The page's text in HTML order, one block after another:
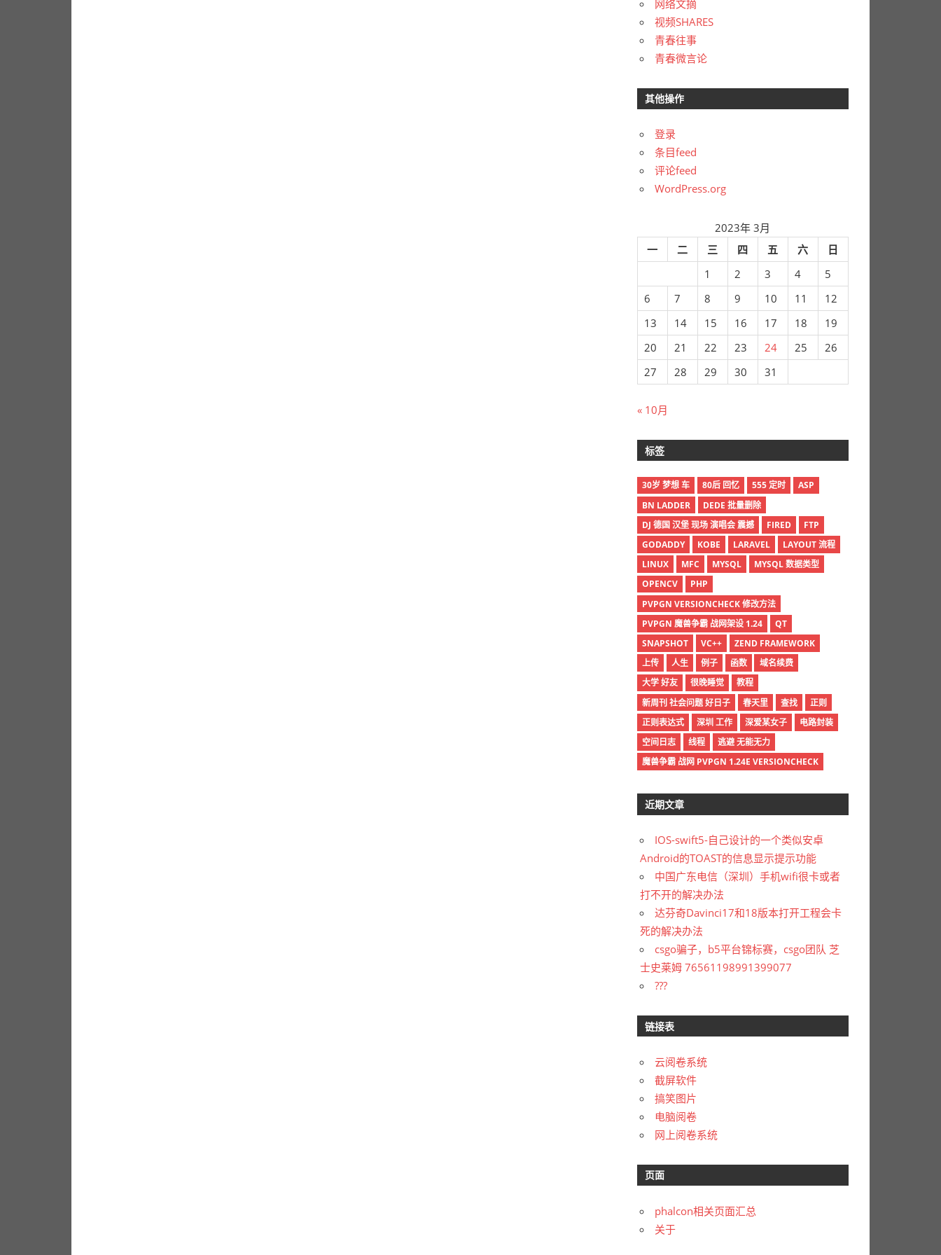
网络文摘
视频SHARES
青春往事
青春微言论
其他操作
登录
条目feed
评论feed
WordPress.org
2023年 3月
一
二 三 四 五 六
日
1
2 3 4
5
6
7 8 9 10 11
12
13
14 15 16 17 18
19
20
21 22 23 24 25
26
27
28 29 30 31
« 10月
标签
30岁 梦想 车 80后 回忆 555 定时
ASP
BN LADDER
DEDE 批量删除
DJ 德国 汉堡 现场 演唱会 震撼
FIRED
FTP
GODADDY
KOBE LARAVEL
LAYOUT 流程
LINUX
MFC MYSQL
MYSQL 数据类型
OPENCV
PHP
PVPGN VERSIONCHECK 修改方法
PVPGN 魔兽争霸 战网架设 1.24
QT
SNAPSHOT
VC++
ZEND FRAMEWORK
上传
人生 例子 函数
域名续费
大学 好友
很晚睡觉
教程
新周刊 社会问题 好日子
春天里 查找
正则
正则表达式
深圳 工作 深爱某女子
电路封装
空间日志
线程
逃避 无能无力
魔兽争霸 战网 PVPGN 1.24E VERSIONCHECK
近期文章
IOS-swift5-自己设计的一个类似安卓
Android的TOAST的信息显示提示功能
中国广东电信（深圳）手机wifi很卡或者
打不开的解决办法
达芬奇Davinci17和18版本打开工程会卡
死的解决办法
csgo骗子，b5平台锦标赛，csgo团队 芝
士史莱姆 76561198991399077
???
链接表
云阅卷系统
截屏软件
搞笑图片
电脑阅卷
网上阅卷系统
页面
phalcon相关页面汇总
关于